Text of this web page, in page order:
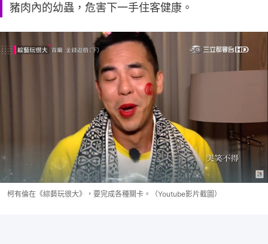
豬肉內的幼蟲，危害下一手住客健康。
柯有倫在《綜藝玩很大》，要完成各種關卡。（Youtube影片截圖）